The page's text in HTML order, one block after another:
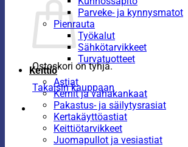
Ostoskori on tyhjä.
Takaisin kauppaan
Parveke- ja kynnysmatot
Pienrauta
Työkalut
Sähkötarvikkeet
Turvatuotteet
Keittiö
Astiat
Kernit ja vahakankaat
Pakastus- ja säilytysrasiat
Kertakäyttöastiat
Keittiötarvikkeet
Juomapullot ja vesiastiat